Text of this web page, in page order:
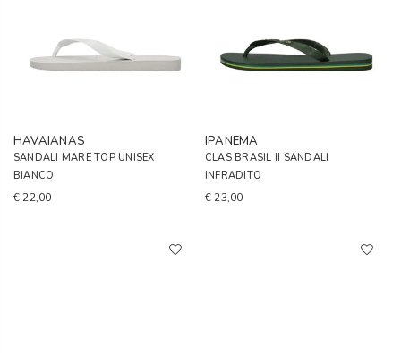
HAVAIANAS
SANDALI MARE TOP UNISEX
BIANCO
€ 22,00
IPANEMA
CLAS BRASIL II SANDALI
INFRADITO
€ 23,00